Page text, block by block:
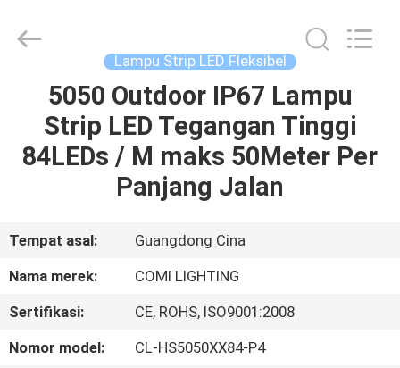
RUMAH
PRODUK
KAMI
PABRIK
COMI
LIGHTING
Lampu Strip LED Fleksibel
5050 Outdoor IP67 Lampu
Strip LED Tegangan Tinggi
84LEDs / M maks 50Meter Per
Panjang Jalan
Tempat asal:
Guangdong Cina
Nama merek:
COMI LIGHTING
Sertifikasi:
CE, ROHS, ISO9001:2008
Nomor model:
CL-HS5050XX84-P4